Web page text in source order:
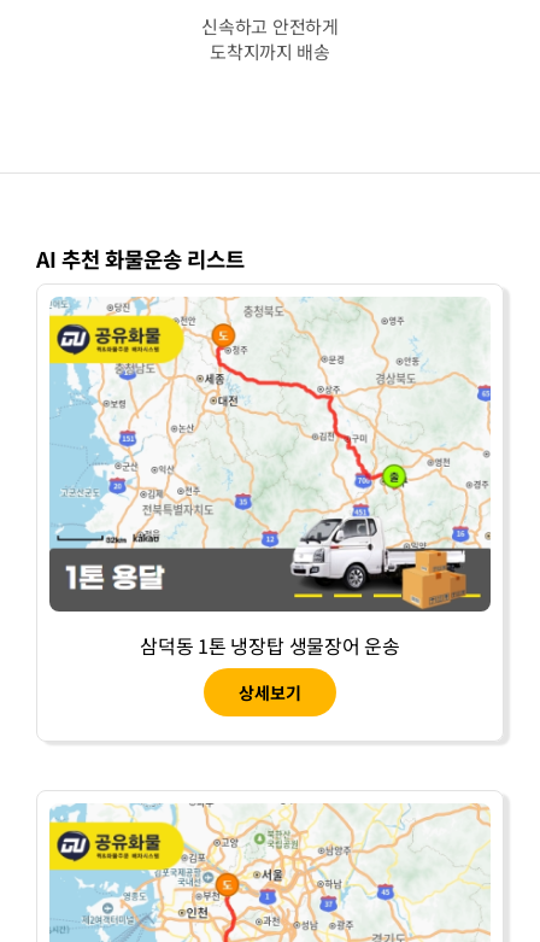
신속하고 안전하게
도착지까지 배송
AI 추천 화물운송 리스트
삼덕동 1톤 냉장탑 생물장어 운송
상세보기